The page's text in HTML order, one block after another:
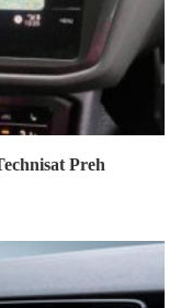
Preh